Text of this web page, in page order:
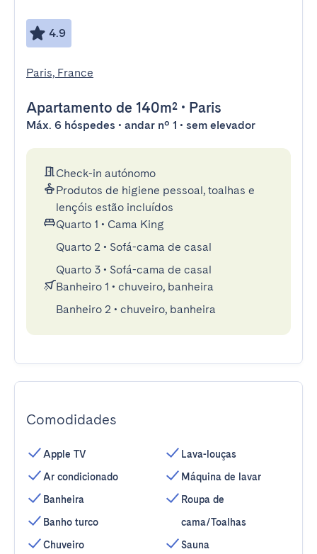
4.9
Paris, France
Apartamento de 140m² • Paris
Máx. 6 hóspedes • andar nº 1 • sem elevador
Check-in autónomo
Produtos de higiene pessoal, toalhas e
lençóis estão incluídos
Quarto 1 • Cama King
Quarto 2 • Sofá-cama de casal
Quarto 3 • Sofá-cama de casal
Banheiro 1 • chuveiro, banheira
Banheiro 2 • chuveiro, banheira
Comodidades
Apple TV
Ar condicionado
Banheira
Banho turco
Chuveiro
Lava-louças
Máquina de lavar
Roupa de
cama/Toalhas
Sauna